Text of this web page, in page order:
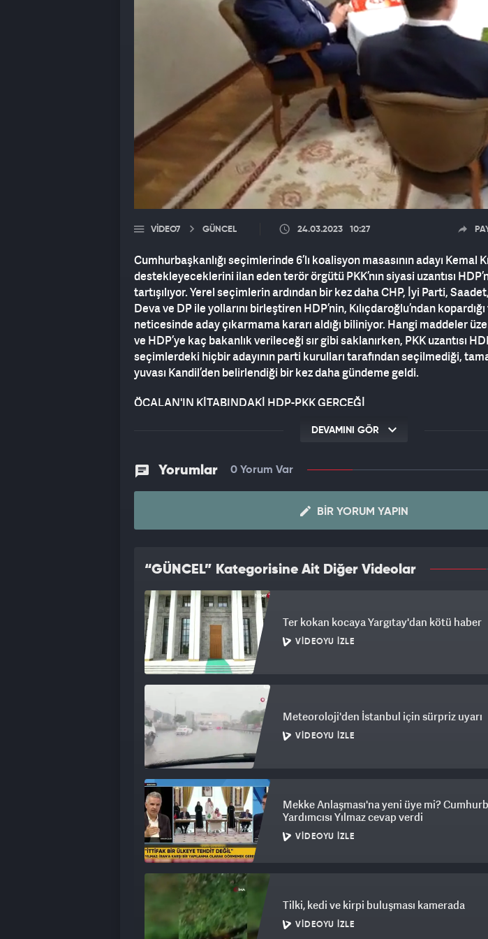
VIDEO7 GÜNCEL 24.03.2023 10:27
Cumhurbaşkanlığı seçimlerinde 6’lı koalisyon masasının adayı Kemal
destekleyeceklerini ilan eden terör örgütü PKK’nın siyasi uzantısı
tartışılıyor. Yerel seçimlerin ardından bir kez daha CHP, İyi Parti,
Deva ve DP ile yollarını birleştiren HDP’nin, Kılıçdaroğlu’ndan
neticesinde aday çıkarmama kararı aldığı biliniyor. Hangi maddeler
ve HDP’ye kaç bakanlık verileceği sır gibi saklanırken, PKK uzantısı
seçimlerdeki hiçbir adayının parti kurulları tarafından seçilmediği,
yuvası Kandil’den belirlendiği bir kez daha gündeme geldi.
ÖCALAN'IN KİTABINDAKİ HDP-PKK GERÇEĞİ
Terör örgütü elebaşı Abdullah Öcalan’ın tutuklu olduğu İmralı adasından
itiraf ediliyor.
Kitabın ilgili bölümünü Sabah gazetesindeki köşesinden gündeme
Barlas, “Kılıçdaroğlu’nun Kandil’in adayı” olduğu tezini, Öcalan’ın
destekledi.
“Teröristbaşı Abdullah Öcalan'ın kitaplaştırdığı ‘İmralı Notları’ndan
yapmak istiyorum” ifadelerini kullanan Barlas’ın aktardığı HDP-Öcalan
şekilde:
İDRİS BALUKEN: Bizden kaynaklı yanlışlar vardı. Bazı yerlerde yerelden
gösterilmemesi oy kaybettirdi.
ABDULLAH ÖCALAN: Kim belirledi bunları?
BALUKEN: Seçim komisyonunun çalışmalarıyla belirlendi.
ÖCALAN: Kimdir bu seçim komisyonundakiler? Bunlar Kandil
yoksa siz mi belirlediniz?
SIRRI SÜREYYA ÖNDER: Kandil belirledi.
ÖCALAN: Tamamıyla mı onlar belirledi? Parti meclisinde belirlenmedi
DEVAMINI GÖR
Yorumlar 0 Yorum Var
BIR YORUM YAPIN
“GÜNCEL” Kategorisine Ait Diğer Videolar
Ter kokan kocaya Yargıtay'dan kötü haber
VIDEOYU İZLE
Meteoroloji'den İstanbul için sürpriz uyarı
VIDEOYU İZLE
Mekke Anlaşması'na yeni üye mi?
Yardımcısı Yılmaz cevap verdi
VIDEOYU İZLE
Tilki, kedi ve kirpi buluşması kamerada
VIDEOYU İZLE